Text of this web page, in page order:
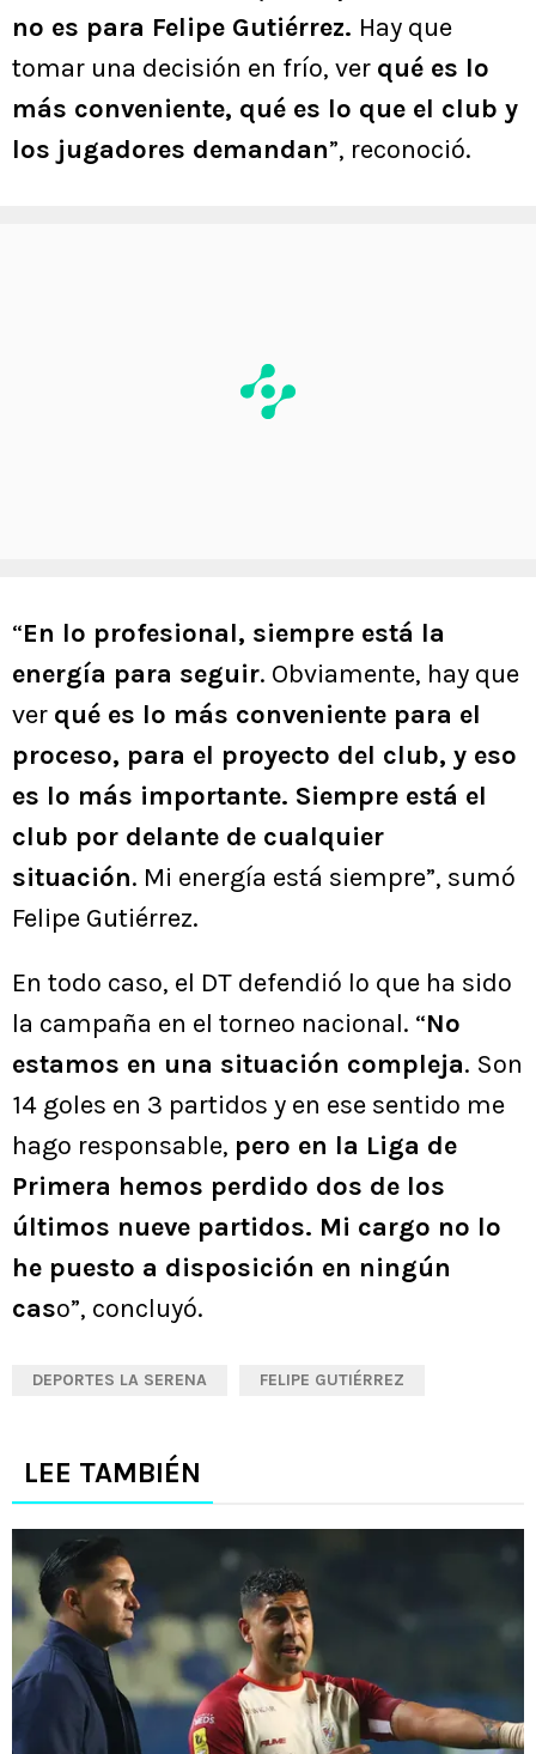
no es para Felipe Gutiérrez. Hay que
tomar una decisión en frío, ver qué es lo
más conveniente, qué es lo que el club y
los jugadores demandan”, reconoció.
“En lo profesional, siempre está la
energía para seguir. Obviamente, hay que
ver qué es lo más conveniente para el
proceso, para el proyecto del club, y eso
es lo más importante. Siempre está el
club por delante de cualquier
situación. Mi energía está siempre”, sumó
Felipe Gutiérrez.
En todo caso, el DT defendió lo que ha sido
la campaña en el torneo nacional. “No
estamos en una situación compleja. Son
14 goles en 3 partidos y en ese sentido me
hago responsable, pero en la Liga de
Primera hemos perdido dos de los
últimos nueve partidos. Mi cargo no lo
he puesto a disposición en ningún
caso”, concluyó.
DEPORTES LA SERENA FELIPE GUTIÉRREZ
LEE TAMBIÉN